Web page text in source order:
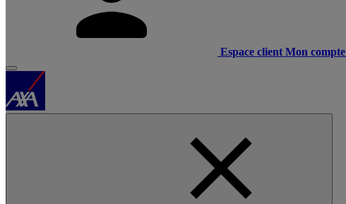
Espace client Mon compte